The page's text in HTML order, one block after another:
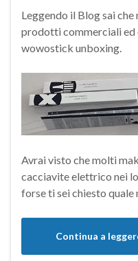
Leggendo il Blog sai
prodotti commerciali ed
wowostick unboxing.
Avrai visto che molti
cacciavite elettrico nei
forse ti sei chiesto quale
Continua a